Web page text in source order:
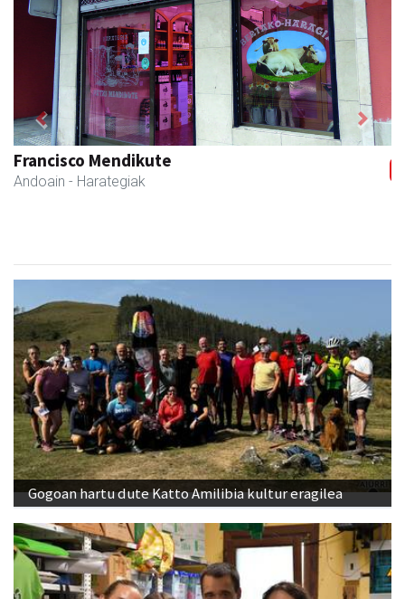
Bastero Kulturgunea
Andoain - Kulturguneak
Previous Next
Gogoan hartu dute Katto Amilibia kultur eragilea